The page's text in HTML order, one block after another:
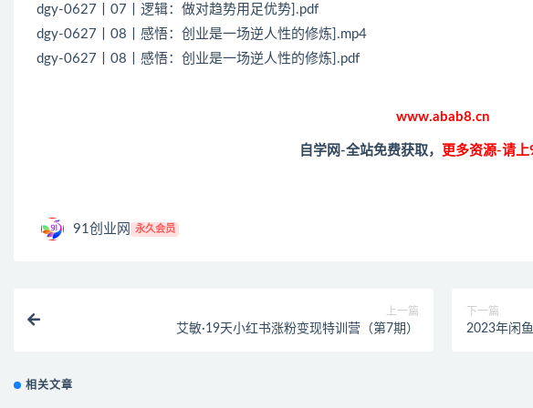
dgy-0627丨07丨逻辑：做对趋势用足优势].pdf
dgy-0627丨08丨感悟：创业是一场逆人性的修炼].mp4
dgy-0627丨08丨感悟：创业是一场逆人性的修炼].pdf
www.abab8.cn
自学网-全站免费获取， 更多资源-请上
91创业网 永久会员
上一篇
艾敏·19天小红书涨粉变现特训营（第7期）
下一篇
2023年闲
相关文章